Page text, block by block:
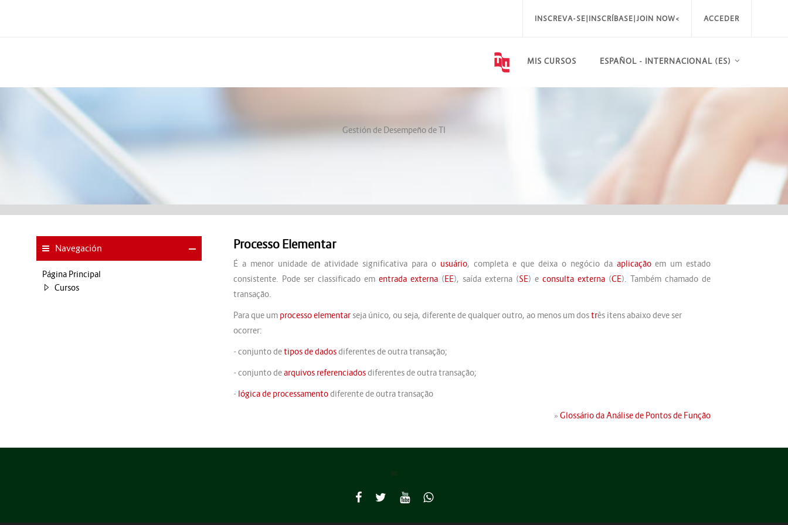
INSCREVA-SE|INSCRÍBASE|JOIN NOW< ACCEDER
MIS CURSOS ESPAÑOL - INTERNACIONAL ‎(ES)‎
Gestión de Desempeño de TI
Processo Elementar
É a menor unidade de atividade significativa para o usuário, completa e que deixa o negócio da aplicaçãoem um estado
consistente. Pode ser classificado ementrada externa (EE), saída externa (SE) econsulta externa (CE). Também chamado de
transação.
Para que um processo elementar seja único, ou seja, diferente de qualquer outro, ao menos um dostrês itens abaixo deve ser
ocorrer:
- conjunto detipos de dadosdiferentes de outra transação;
- conjunto dearquivos referenciadosdiferentes de outra transação;
- lógica de processamentodiferente de outra transação
»Glossário da Análise de Pontos de Função
Navegación
Página Principal
Cursos